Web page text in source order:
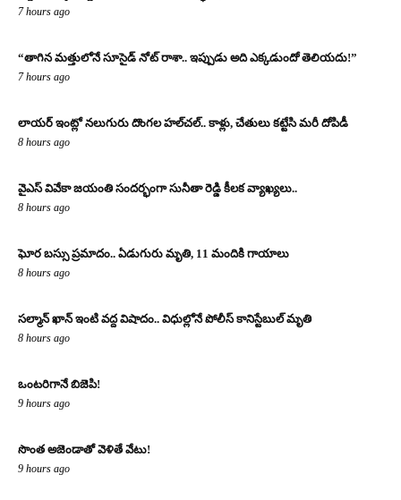
7 hours ago
“తాగిన మత్తులోనే సూసైడ్ నోట్ రాశా.. ఇప్పుడు అది ఎక్కడుందో తెలియదు!”
7 hours ago
లాయర్ ఇంట్లో నలుగురు దొంగల హల్‌చల్.. కాళ్లు, చేతులు కట్టేసి మరీ దోపిడీ
8 hours ago
వైఎస్ వివేకా జయంతి సందర్భంగా సునీతా రెడ్డి కీలక వ్యాఖ్యలు..
8 hours ago
ఘోర బస్సు ప్రమాదం.. ఏడుగురు మృతి, 11 మందికి గాయాలు
8 hours ago
సల్మాన్ ఖాన్ ఇంటి వద్ద విషాదం.. విధుల్లోనే పోలీస్ కానిస్టేబుల్ మృతి
8 hours ago
ఒంటరిగానే బిజెపి!
9 hours ago
సొంత అజెండాతో వెళితే వేటు!
9 hours ago